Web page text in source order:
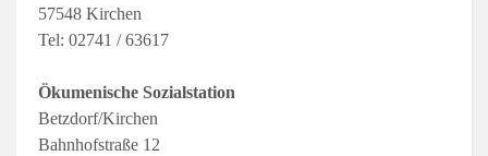
57548 Kirchen
Tel: 02741 / 63617
Ökumenische Sozialstation
Betzdorf/Kirchen
Bahnhofstraße 12